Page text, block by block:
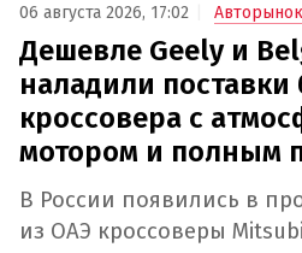
06 августа 2026, 17:02 Авторынок
Дешевле Geely и
наладили
кроссовера с
мотором и полным
В России появились в
из ОАЭ кроссоверы